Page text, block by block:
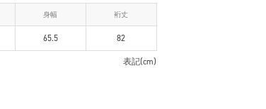
身幅 裄丈
65.5 82
表記(cm)